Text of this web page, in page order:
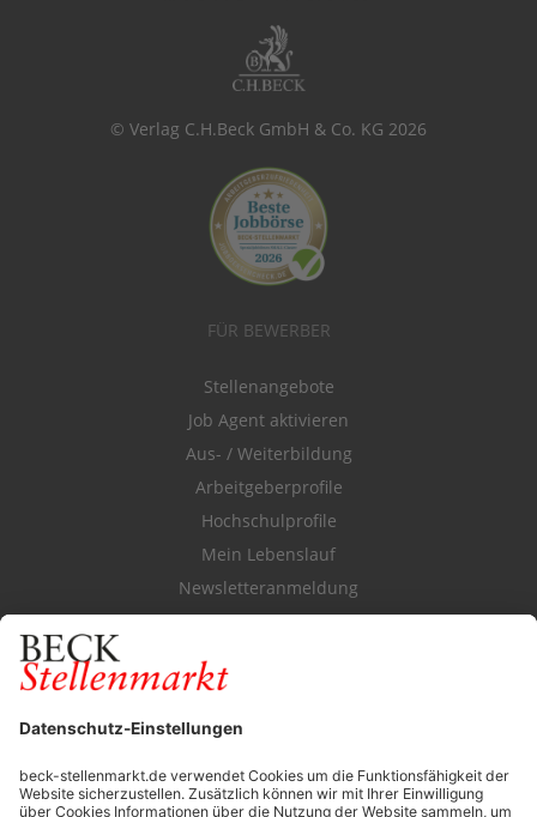
© Verlag C.H.Beck GmbH & Co. KG 2026
FÜR BEWERBER
Stellenangebote
Job Agent aktivieren
Aus- / Weiterbildung
Arbeitgeberprofile
Hochschulprofile
Mein Lebenslauf
Newsletteranmeldung
Durchsuchen Sie den Stellenkatalog
FÜR ARBEITGEBER
Stellenmarktpreise
Anzeigen-AGB
Media-Daten